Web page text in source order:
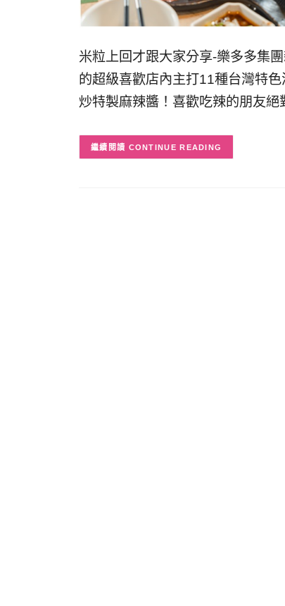
米粒上回才跟大家分享-樂多多集
的超級喜歡店內主打11種台灣特
炒特製麻辣醬！喜歡吃辣的朋友
CONTINUE READING